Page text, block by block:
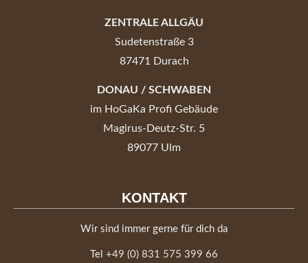
ZENTRALE ALLGÄU
Sudetenstraße 3
87471 Durach
DONAU / SCHWABEN
im HoGaKa Profi Gebäude
Magirus-Deutz-Str. 5
89077 Ulm
KONTAKT
Wir sind immer gerne für dich da
Tel +49 (0) 831 575 399 66